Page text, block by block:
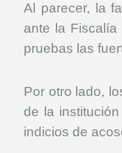
Al parecer, la
ante la
pruebas las
Por otro lado,
de la
indicios de